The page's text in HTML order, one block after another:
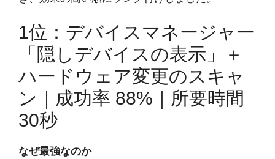
1位：デバイスマネージャー
「隠しデバイスの表示」＋
ハードウェア変更のスキャ
ン｜成功率 88%｜所要時間
30秒
なぜ最強なのか